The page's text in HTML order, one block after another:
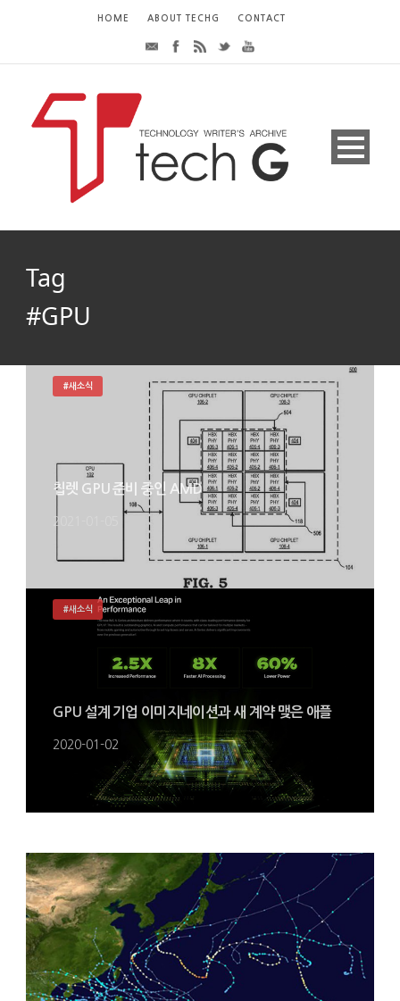
HOME ABOUT TECHG CONTACT
Tag
#GPU
칩렛 GPU 준비 중인 AMD
2021-01-05
#새소식
GPU 설계 기업 이미지네이션과 새 계약 맺은 애플
2020-01-02
#새소식